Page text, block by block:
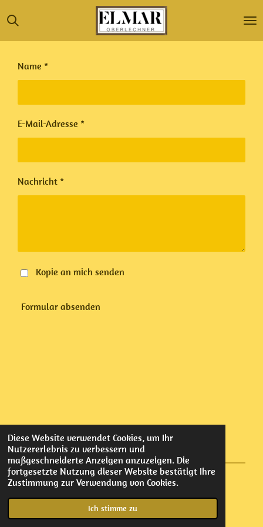
Diese Website verwendet Cookies, um Ihr
Nutzererlebnis zu verbessern und
maßgeschneiderte Anzeigen anzuzeigen. Die
fortgesetzte Nutzung dieser Website bestätigt Ihre
Zustimmung zur Verwendung von Cookies.
Ich stimme zu
Hauptinhalt
springen
Name *
E-Mail-Adresse *
Nachricht *
Kopie an mich senden
Formular absenden
© 2022 - 2026 Elmar Oberlechner
Webador